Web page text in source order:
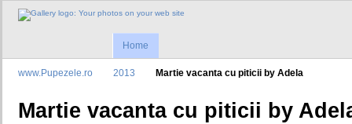
Home
www.Pupezele.ro 2013 Martie vacanta cu piticii by Adela
Martie vacanta cu piticii by